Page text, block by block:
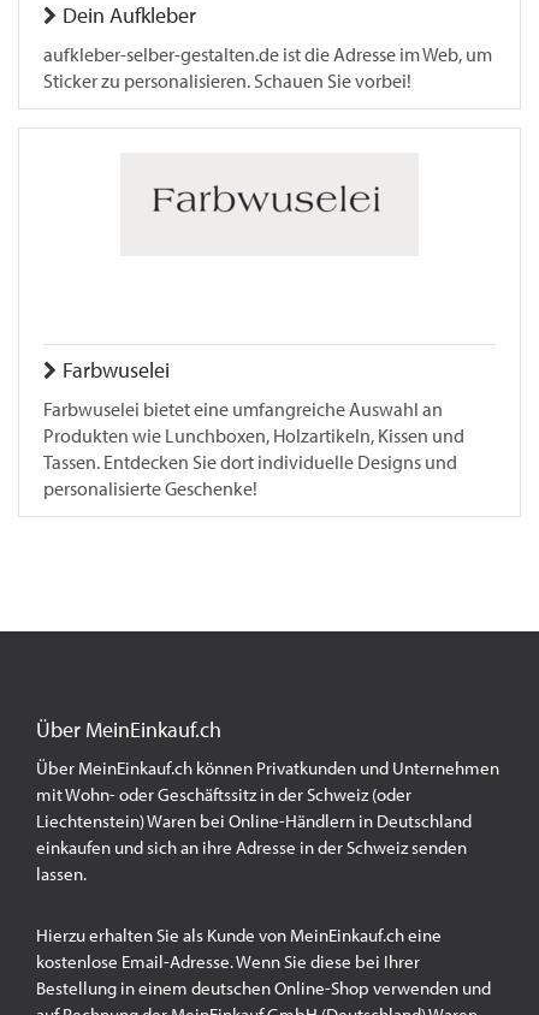
Dein Aufkleber
aufkleber-selber-gestalten.de ist die Adresse im Web, um
Sticker zu personalisieren. Schauen Sie vorbei!
Farbwuselei
Farbwuselei bietet eine umfangreiche Auswahl an
Produkten wie Lunchboxen, Holzartikeln, Kissen und
Tassen. Entdecken Sie dort individuelle Designs und
personalisierte Geschenke!
Über MeinEinkauf.ch
Über MeinEinkauf.ch können Privatkunden und Unternehmen
mit Wohn- oder Geschäftssitz in der Schweiz (oder
Liechtenstein) Waren bei Online-Händlern in Deutschland
einkaufen und sich an ihre Adresse in der Schweiz senden
lassen.
Hierzu erhalten Sie als Kunde von MeinEinkauf.ch eine
kostenlose Email-Adresse. Wenn Sie diese bei Ihrer
Bestellung in einem deutschen Online-Shop verwenden und